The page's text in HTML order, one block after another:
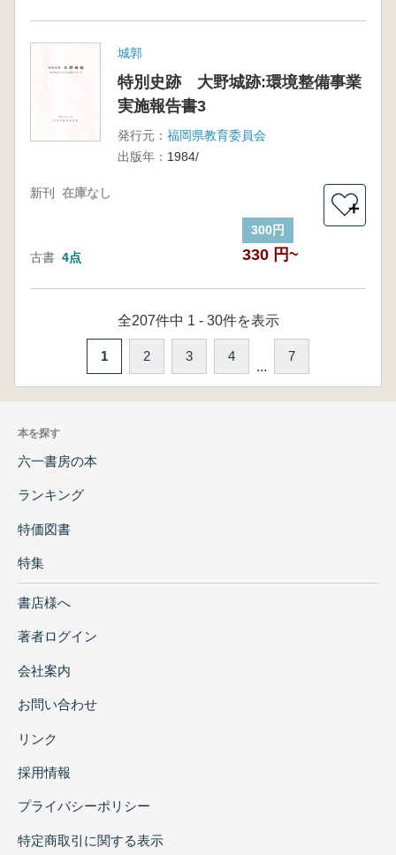
城郭
特別史跡 大野城跡:環境整備事業
実施報告書3
発行元： 福岡県教育委員会
出版年： 1984/
新刊 在庫なし
古書 4点
300円
330 円~
＋
全207件中 1 - 30件を表示
1 2 3 4
...
7
本を探す
六一書房の本
ランキング
特価図書
特集
書店様へ
著者ログイン
会社案内
お問い合わせ
リンク
採用情報
プライバシーポリシー
特定商取引に関する表示